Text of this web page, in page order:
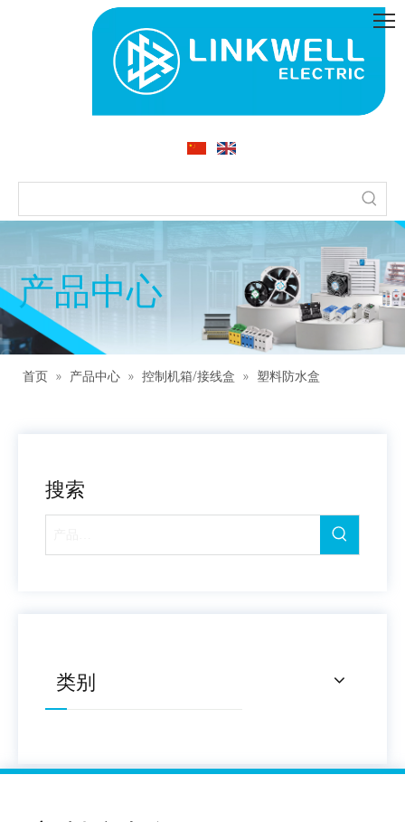
产品中心
首页 » 产品中心 » 控制机箱/接线盒 » 塑料防水盒
搜索
类别